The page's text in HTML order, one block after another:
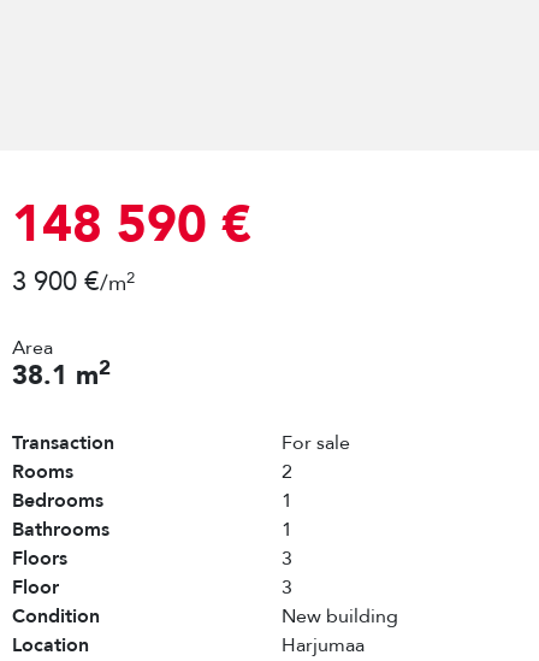
148 590 €
3 900 €/m2
Area
38.1 m2
Transaction
For sale
Rooms
2
Bedrooms
1
Bathrooms
1
Floors
3
Floor
3
Condition
New building
Location
Harjumaa